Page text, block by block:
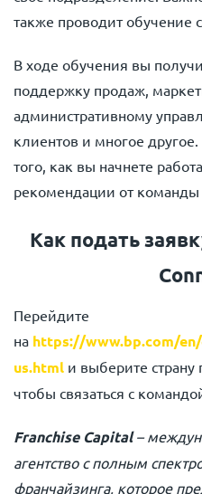
также проводит обучение
В ходе обучения вы
поддержку продаж,
административному
клиентов и многое
того, как вы начнете
рекомендации от команды
Как подать
Перейдите
на https://www.bp.com/
us.html и выберите
чтобы связаться с
Franchise Capital–
агентство с полным
франчайзинга, которое